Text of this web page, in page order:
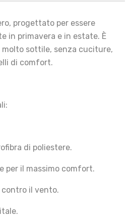
progettato per essere
in primavera e in estate. È
sottile, senza cuciture,
di comfort.
di poliestere.
per il massimo comfort.
contro il vento.